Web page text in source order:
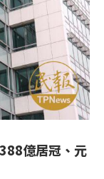
億居冠、元